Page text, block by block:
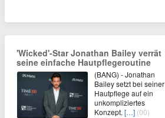
'Wicked'-Star Jonathan Bailey verrät
seine einfache Hautpflegeroutine
(BANG) - Jonathan
Bailey setzt bei seiner
Hautpflege auf ein
unkompliziertes
Konzept. […] (00)